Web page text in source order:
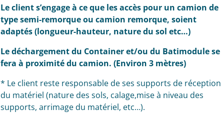
Le client s’engage à ce que les accès pour un camion de
type semi-remorque ou camion remorque, soient
adaptés (longueur-hauteur, nature du sol etc…)
Le déchargement du Container et/ou du Batimodule se
fera à proximité du camion. (Environ 3 mètres)
* Le client reste responsable de ses supports de réception
du matériel (nature des sols, calage,mise à niveau des
supports, arrimage du matériel, etc…).